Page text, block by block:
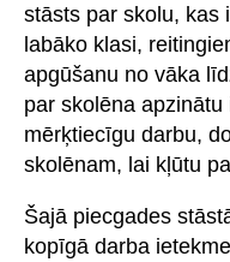
stāsts par skolu, kas
labāko klasi,
apgūšanu no vāka
par skolēna
mērķtiecīgu darbu,
skolēnam, lai kļūtu
Šajā piecgades
kopīgā darba